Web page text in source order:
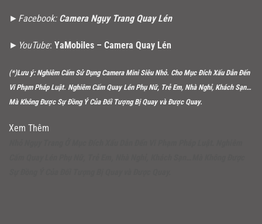
►Facebook: Camera Ngụy Trang Quay Lén
►YouTube: YaMobiles – Camera Quay Lén
(*)Lưu ý: Nghiêm Cấm Sử Dụng Camera Mini Siêu Nhỏ. Cho Mục Đích Xấu Dẫn Đến
Vi Phạm Pháp Luật. Nghiêm Cấm Quay Lén Phụ Nữ, Trẻ Em, Nhà Nghỉ, Khách Sạn…
Mà Không Được Sự Đồng Ý Của Đối Tượng Bị Quay và Được Quay.
Xem Thêm